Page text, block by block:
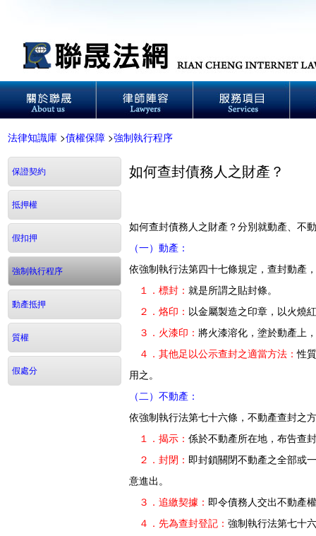
法律知識庫 >債權保障 >強制執行程序
保證契約
抵押權
假扣押
強制執行程序
動產抵押
質權
假處分
如何查封債務人之財產？
如何查封債務人之財產？分別就動產、不
（一）動產：
依強制執行法第四十七條規定，查封動產
１．標封： 就是所謂之貼封條。
２．烙印： 以金屬製造之印章，以火燒
３．火漆印： 將火漆溶化，塗於動產上
４．其他足以公示查封之適當方法：性
用之。
（二）不動產：
依強制執行法第七十六條，不動產查封之
１．揭示： 係於不動產所在地，布告查
２．封閉： 即封鎖關閉不動產之全部或
意進出。
３．追繳契據： 即令債務人交出不動產
４．先為查封登記： 強制執行法第七十